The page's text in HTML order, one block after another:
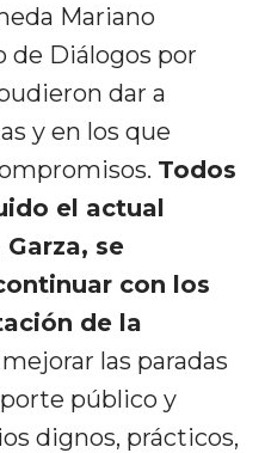
Mariano
de Diálogos por
dar a
y en los que
Todos
el actual
se
con los
de la
las paradas
público y
dignos, prácticos,